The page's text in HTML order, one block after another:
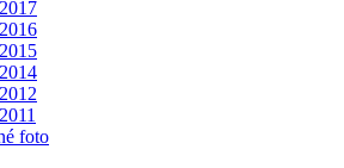
foto